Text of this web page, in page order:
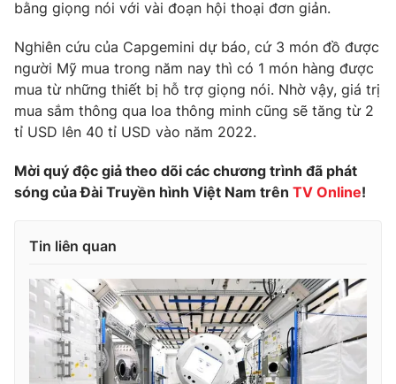
Photo Infographic
Video Shorts video
VTV Money VTV Thể thao
VTV Sức khoẻ Bất động sản
VTV9 VTV8
Liên hệ tòa soạn English
bằng giọng nói với vài đoạn hội thoại đơn giản.
Nghiên cứu của Capgemini dự báo, cứ 3 món đồ được
người Mỹ mua trong năm nay thì có 1 món hàng được
mua từ những thiết bị hỗ trợ giọng nói. Nhờ vậy, giá trị
mua sắm thông qua loa thông minh cũng sẽ tăng từ 2
tỉ USD lên 40 tỉ USD vào năm 2022.
Mời quý độc giả theo dõi các chương trình đã phát
sóng của Đài Truyền hình Việt Nam trên TV Online!
Tin liên quan